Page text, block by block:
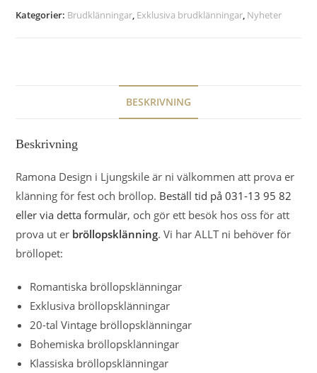
Kategorier: Brudklänningar, Exklusiva brudklänningar, Nyheter
BESKRIVNING
Beskrivning
Ramona Design i Ljungskile är ni välkommen att prova er
klänning för fest och bröllop. Beställ tid på 031-13 95 82
eller via detta formulär, och gör ett besök hos oss för att
prova ut er bröllopsklänning. Vi har ALLT ni behöver för
bröllopet:
Romantiska bröllopsklänningar
Exklusiva bröllopsklänningar
20-tal Vintage bröllopsklänningar
Bohemiska bröllopsklänningar
Klassiska bröllopsklänningar